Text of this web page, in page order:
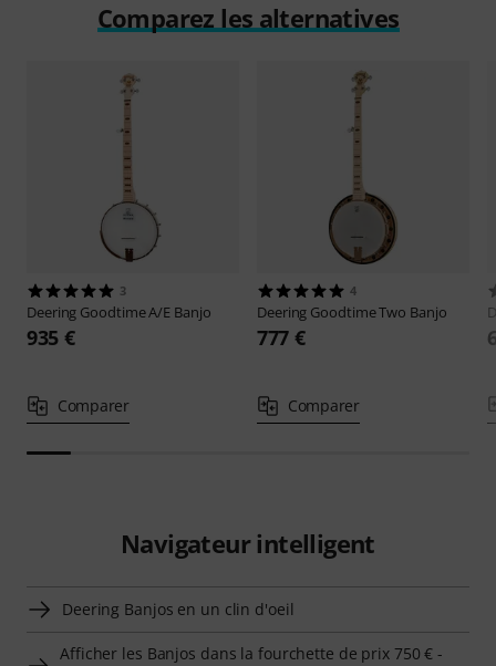
Comparez les alternatives
3
Deering Goodtime A/E Banjo
935 €
Comparer
4
Deering Goodtime Two Banjo
777 €
Comparer
Navigateur intelligent
Deering Banjos en un clin d'oeil
Afficher les Banjos dans la fourchette de prix 750 € -